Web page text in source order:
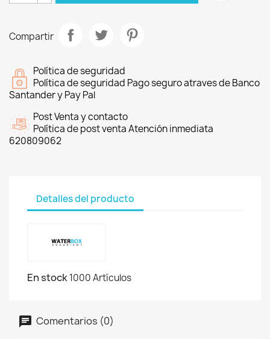
Compartir
Política de seguridad
Política de seguridad Pago seguro atraves de Banco
Santander y Pay Pal
Post Venta y contacto
Política de post venta Atención inmediata
620809062
Detalles del producto
En stock1000 Artículos
Comentarios (0)